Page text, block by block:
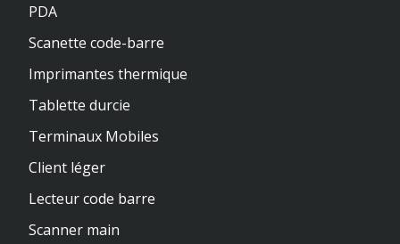
PDA
Scanette code-barre
Imprimantes thermique
Tablette durcie
Terminaux Mobiles
Client léger
Lecteur code barre
Scanner main